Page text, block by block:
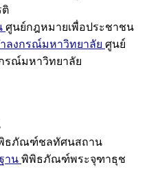
ติ
ศูนย์กฎหมายเพื่อประชาชน
ลงกรณ์มหาวิทยาลัย ศูนย์
รณ์มหาวิทยาลัย
ธภัณฑ์ชลทัศนสถาน
าน พิพิธภัณฑ์พระจุฑาธุช